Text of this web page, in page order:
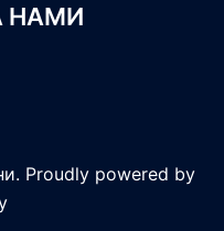
НАМИ
Proudly powered by